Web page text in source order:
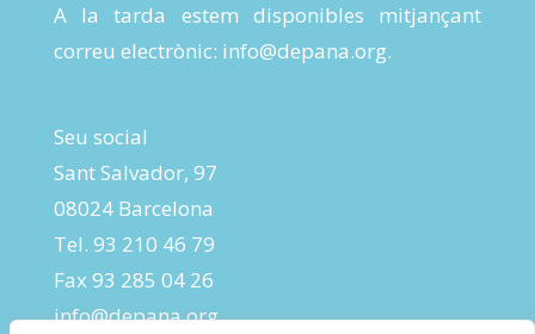
A la tarda estem disponibles mitjançant
correu electrònic: info@depana.org.
Seu social
Sant Salvador, 97
08024 Barcelona
Tel. 93 210 46 79
Fax 93 285 04 26
info@depana.org